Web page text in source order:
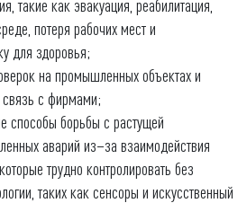
такие как эвакуация, реабилитация,
потеря рабочих мест и
для здоровья;
на промышленных объектах и
связь с фирмами;
способы борьбы с растущей
аварий из–за взаимодействия
трудно контролировать без
таких как сенсоры и искусственный